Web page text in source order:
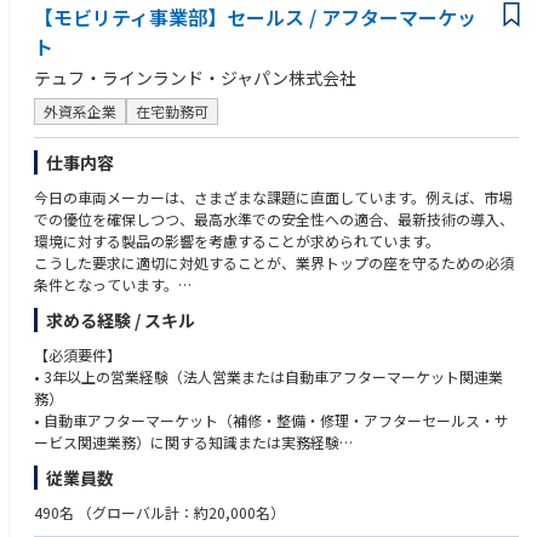
化）
• 顧客主要連絡者との定期ミーティングの実施
• 製品・サービスデリバリーに関わる内部ステークホルダーとの定期調整
• 関連部門と連携した国際契約・サービス契約の作成・交渉
• CRMツールを用いた顧客データの最新化
• CRMを活用した顧客分析・販売分析およびレポート作成
【モビリティ事業部】セールス / アフターマーケッ
ト
テュフ・ラインランド・ジャパン株式会社
外資系企業 在宅勤務可
仕事内容
今日の車両メーカーは、さまざまな課題に直面しています。例えば、市場
での優位を確保しつつ、最高水準での安全性への適合、最新技術の導入、
環境に対する製品の影響を考慮することが求められています。
こうした要求に適切に対処することが、業界トップの座を守るための必須
条件となっています。
テュフラインランドは、市場優位性の確保、国内外の安全要求事項準拠な
どさまざまな課題の解決をサポートしています。
本ポジションでは、テュフラインランドのモビリティ事業部の営業担当と
して、新規及び既存のお客様のニーズに基づいて、弊社の経験と専門知識
に裏打ちされた幅広いソリューションの提案をしていただきます。
• 自動車メ－カ－及び部品メーカーを対象とした自動車サイバーセキュリ
• 新規顧客開拓および既存顧客に対する拡販営業
• 新規ビジネス立ち上げのためのマーケティング活動、企画、実現までの
フォロー
求める経験 / スキル
【必須要件】
• 3年以上の営業経験（法人営業または自動車アフターマーケット関連業
務）
• 自動車アフターマーケット（補修・整備・修理・アフターセールス・サ
ービス関連業務）に関する知識または実務経験
• 顧客のニーズや課題を理解し、最適なソリューションを提案できる方
• 顧客、販売店、代理店および社内関係者との信頼関係を構築し、円滑に
業務を推進できるコミュニケーション能力
従業員数
490名 （グローバル計：約20,000名）